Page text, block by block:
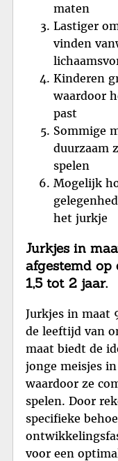
maten
Lastiger
vinden
Kinderen
waardoor
past
Sommige
duurzaam
spelen
Mogelijk
het jurkje
Jurkjes in
afgestemd op
1,5 tot 2 jaar.
Jurkjes in maat
de leeftijd van
maat biedt de
jonge meisjes
waardoor ze
spelen. Door
specifieke
voor een